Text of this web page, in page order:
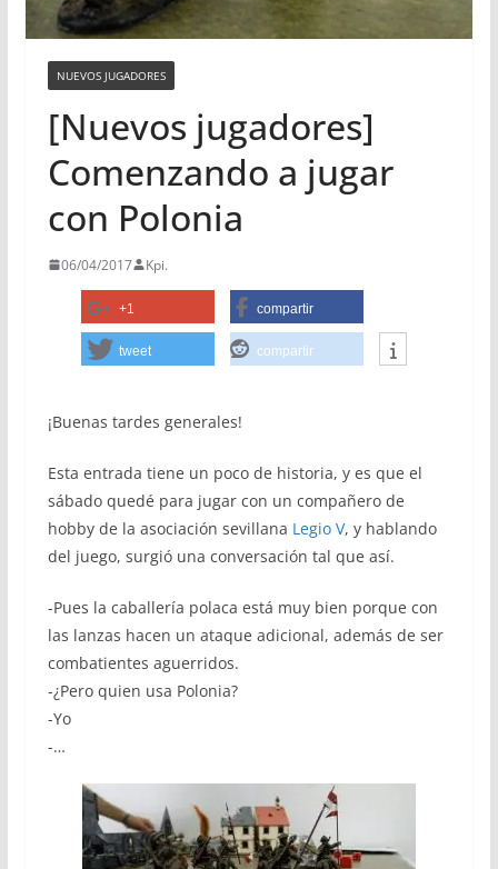
NUEVOS JUGADORES
[Nuevos jugadores]
Comenzando a jugar
con Polonia
06/04/2017 Kpi.
+1 compartir
tweet compartir
¡Buenas tardes generales!
Esta entrada tiene un poco de historia, y es que el
sábado quedé para jugar con un compañero de
hobby de la asociación sevillana Legio V, y hablando
del juego, surgió una conversación tal que así.
-Pues la caballería polaca está muy bien porque con
las lanzas hacen un ataque adicional, además de ser
combatientes aguerridos.
-¿Pero quien usa Polonia?
-Yo
-…